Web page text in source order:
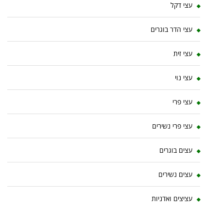
עצי דקל
עצי הדר בוגרים
עצי זית
עצי נוי
עצי פרי
עצי פרי נשירים
עצים בוגרים
עצים נשירים
עציצים ואדניות